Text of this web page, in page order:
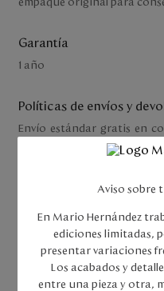
empaque original para
Garantía
1 año
Políticas de envíos y
Envío estándar gratis en
aplica para las ciudades
estimado de entrega varía
MARROQUINERA SAS
reversión o cancelación de
deberá seguir los siguientes
clic aquípara consultar
cambios y devoluciones.
Aviso sobre
En Mario Hernández
ediciones limitadas,
presentar variaciones
Los acabados y
entre una pieza y otra,